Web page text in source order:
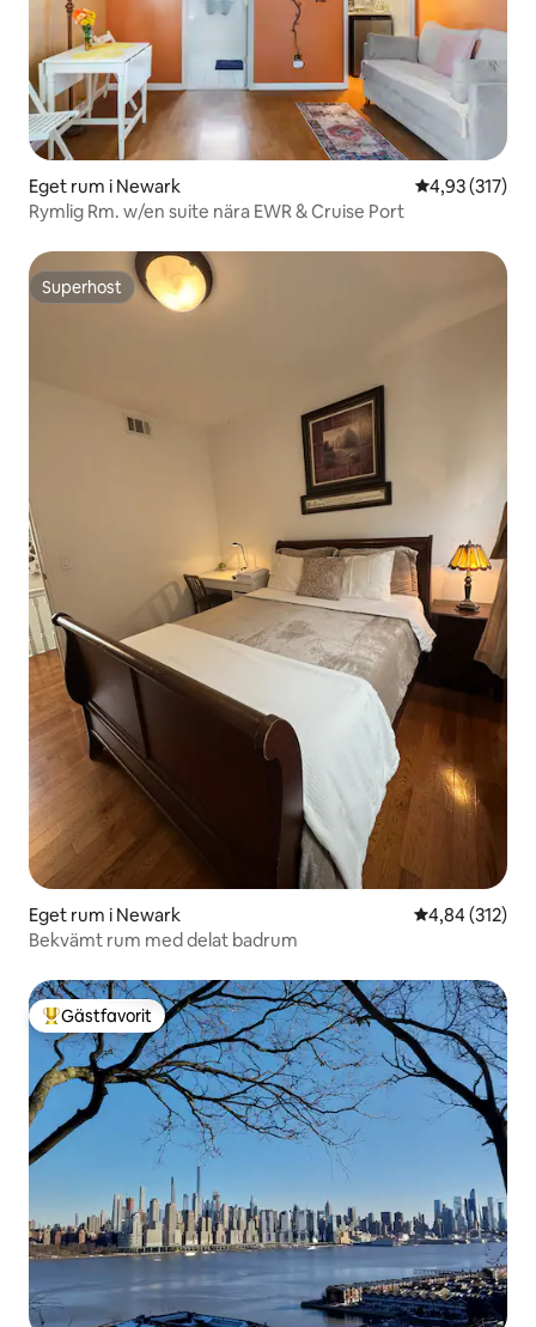
Eget rum i Newark 4,93 av 5 i
4,93 (317)
Rymlig Rm. w/en suite nära EWR & Cruise Port
Superhost
Superhost
Eget rum i Newark 4,84 av 5 i
4,84 (312)
Bekvämt rum med delat badrum
Populär gästfavorit
Gästfavorit